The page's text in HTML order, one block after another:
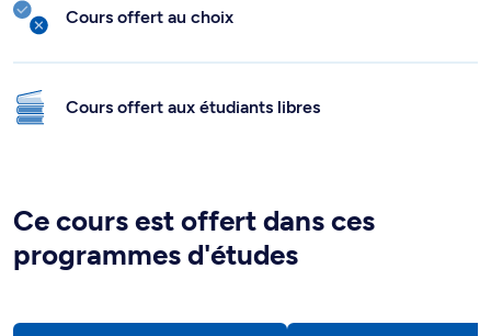
Cours offert au choix
Cours offert aux étudiants libres
Ce cours est offert dans ces
programmes d'études